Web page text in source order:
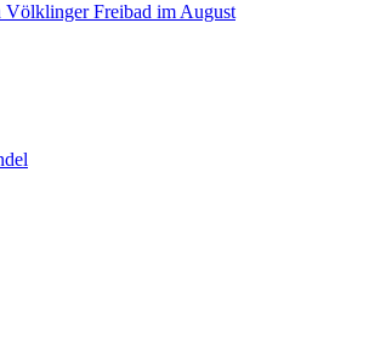
Völklinger Freibad im August